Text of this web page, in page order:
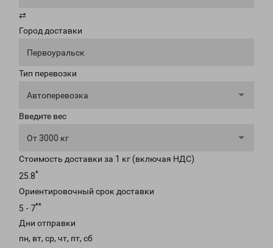
⇄
Город доставки
Первоуральск
Тип перевозки
Автоперевозка
Введите вес
От 3000 кг
Стоимость доставки за 1 кг (включая НДС)
25.8*
Ориентировочный срок доставки
5 - 7**
Дни отправки
пн, вт, ср, чт, пт, сб